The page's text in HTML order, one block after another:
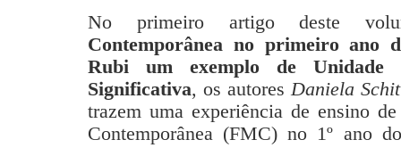
No primeiro artigo deste
Contemporânea no primeiro ano
Rubi um exemplo de Unidade
Significativa, os autores Daniela
trazem uma experiência de ensino
Contemporânea (FMC) no 1º ano